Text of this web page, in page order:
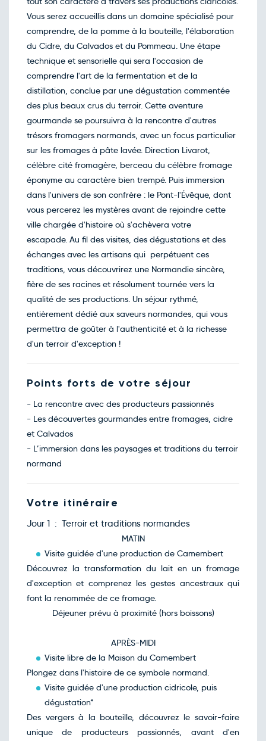
Vous serez accueillis dans un domaine spécialisé pour
comprendre, de la pomme à la bouteille, l'élaboration
du Cidre, du Calvados et du Pommeau. Une étape
technique et sensorielle qui sera l'occasion de
comprendre l'art de la fermentation et de la
distillation, conclue par une dégustation commentée
des plus beaux crus du terroir. Cette aventure
gourmande se poursuivra à la rencontre d'autres
trésors fromagers normands, avec un focus particulier
sur les fromages à pâte lavée. Direction Livarot,
célèbre cité fromagère, berceau du célèbre fromage
éponyme au caractère bien trempé. Puis immersion
dans l'univers de son confrère : le Pont-l'Évêque, dont
vous percerez les mystères avant de rejoindre cette
ville chargée d'histoire où s'achèvera votre
escapade. Au fil des visites, des dégustations et des
échanges avec les artisans qui perpétuent ces
traditions, vous découvrirez une Normandie sincère,
fière de ses racines et résolument tournée vers la
qualité de ses productions. Un séjour rythmé,
entièrement dédié aux saveurs normandes, qui vous
permettra de goûter à l'authenticité et à la richesse
d'un terroir d'exception !
Points forts de votre séjour
- La rencontre avec des producteurs passionnés
- Les découvertes gourmandes entre fromages, cidre
et Calvados
- L’immersion dans les paysages et traditions du terroir
normand
Votre itinéraire
Jour 1 : Terroir et traditions normandes
MATIN
Visite guidée d'une production de Camembert
Découvrez la transformation du lait en un fromage
d'exception et comprenez les gestes ancestraux qui
font la renommée de ce fromage.
Déjeuner prévu à proximité (hors boissons)
APRÈS-MIDI
Visite libre de la Maison du Camembert
Plongez dans l'histoire de ce symbole normand.
Visite guidée d'une production cidricole, puis
dégustation*
Des vergers à la bouteille, découvrez le savoir-faire
unique de producteurs passionnés, avant d'en